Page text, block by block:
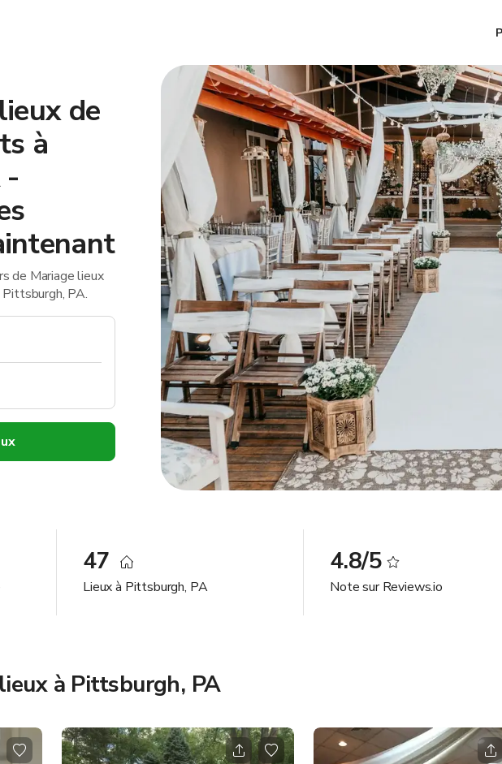
de
à
-
de Mariage lieux
PA.
47
Lieux à Pittsburgh, PA
4.8/5
Note sur Reviews.io
à Pittsburgh, PA